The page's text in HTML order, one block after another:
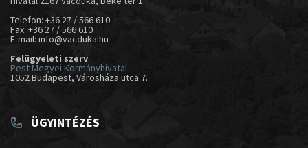
Telefon: +36 27 / 566 610
Fax: +36 27 / 566 610
E-mail: info@vacduka.hu
Felügyeleti szerv
Pest Megyei Kormányhivatal
1052 Budapest, Városháza utca 7.
ÜGYINTÉZÉS